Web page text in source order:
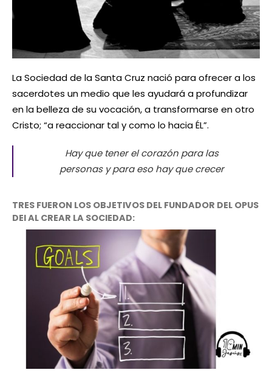
La Sociedad de la Santa Cruz nació para ofrecer a los
sacerdotes un medio que les ayudará a profundizar
en la belleza de su vocación, a transformarse en otro
Cristo; “a reaccionar tal y como lo hacia ÉL”.
Hay que tener el corazón para las
personas y para eso hay que crecer
TRES FUERON LOS OBJETIVOS DEL FUNDADOR DEL OPUS
DEI AL CREAR LA SOCIEDAD: